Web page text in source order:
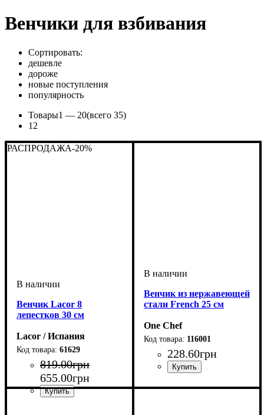
Венчики для взбивания
Сортировать:
дешевле
дороже
новые поступления
популярность
Товары1 — 20(всего 35)
1 2
РАСПРОДАЖА-20%
Венчик Lacor 8
лепестков 30 см
Lacor / Испания
61629
819.00грн
655.00грн
Венчик из нержавеющей
стали French 25 см
One Chef
116001
228.60грн